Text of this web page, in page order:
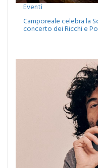
Eventi
Camporeale celebra la
concerto dei Ricchi e